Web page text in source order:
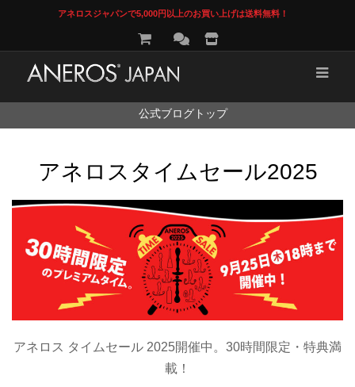
アネロスジャパンで5,000円以上のお買い上げは送料無料！
公式ブログトップ
アネロスタイムセール2025
アネロス タイムセール 2025開催中。30時間限定・特典満
載！